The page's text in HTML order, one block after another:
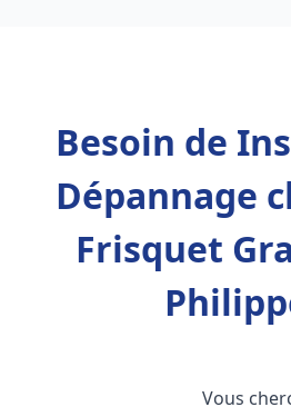
Besoin de
Dépannage
Frisquet
Vous